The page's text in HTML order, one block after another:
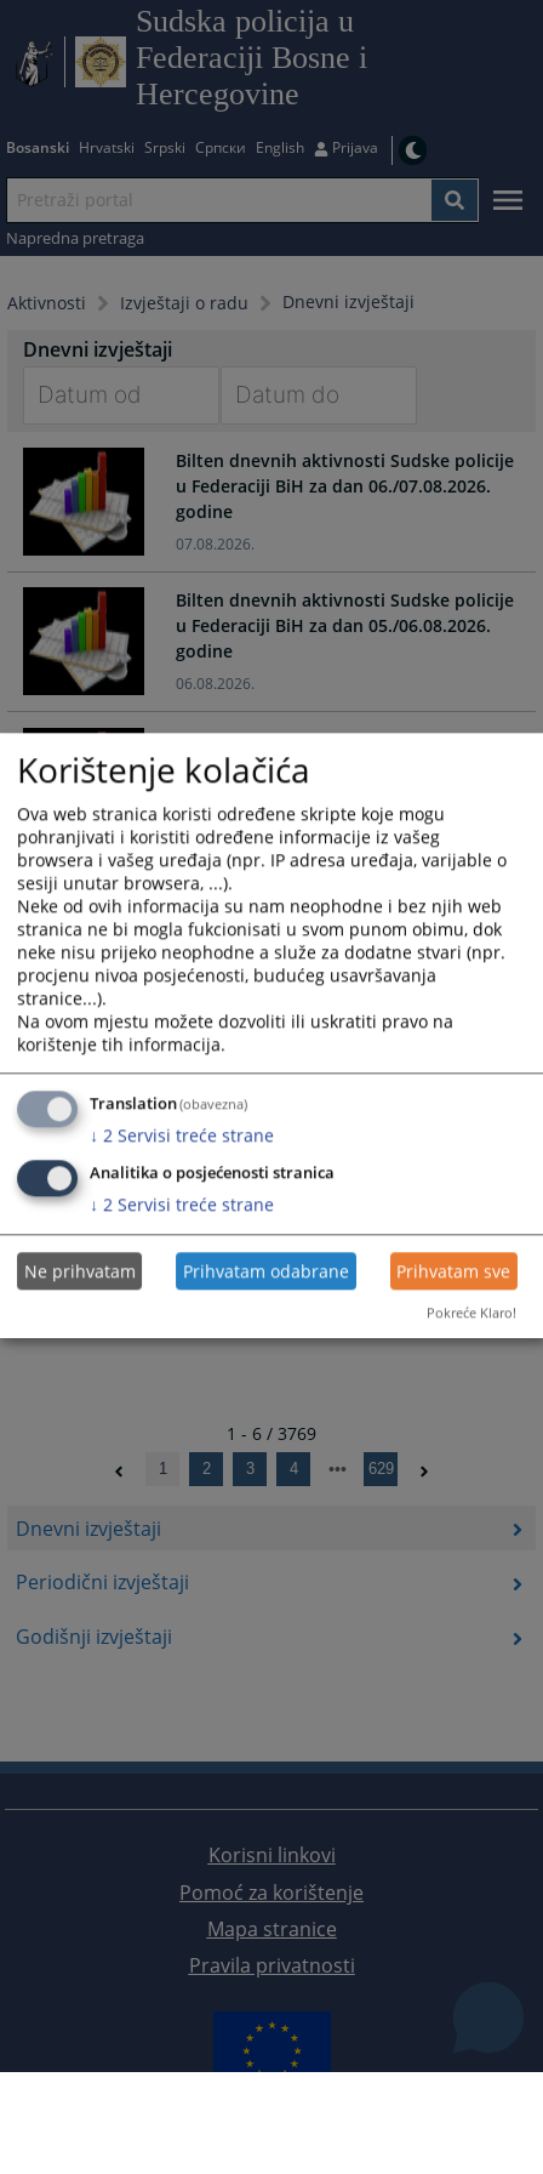
Sudska policija u
Federaciji Bosne i
Hercegovine
Bosanski Hrvatski Srpski Српски English Prijava
Napredna pretraga
Aktivnosti Izvještaji o radu Dnevni izvještaji
Dnevni izvještaji
Periodični izvještaji
Godišnji izvještaji
Dnevni izvještaji
forward
to
interact
the
calendar
and
select
date.
Press
the
question
mark
key
to
get
the
keyboard
shortcuts
for
changing
dates.
forward
to
interact
with
the
calendar
and
select
a
Press
the
question
mark
key
to
get
the
keyboard
shortcuts
changing
dates.
Bilten dnevnih aktivnosti Sudske policije
u Federaciji BiH za dan 06./07.08.2026.
godine
07.08.2026.
Bilten dnevnih aktivnosti Sudske policije
u Federaciji BiH za dan 05./06.08.2026.
godine
06.08.2026.
Bilten dnevnih aktivnosti Sudske policije
u Federaciji BiH za dan 04./05.08.2026.
godine
05.08.2026.
Bilten dnevnih aktivnosti Sudske policije
u Federaciji BiH za dan 03./04.08.2026.
godine
04.08.2026.
Bilten dnevnih aktivnosti Sudske policije
u Federaciji BiH za dan 02./03.08.2026.
godine
03.08.2026.
Bilten dnevnih aktivnosti Sudske policije
u Federaciji BiH za dan 01./02.08.2026.
godine
1 - 6 / 3769
1 2 3 4 629
Korisni linkovi
Pomoć za korištenje
Mapa stranice
Pravila privatnosti
Korištenje kolačića
Ova web stranica koristi određene skripte koje mogu
pohranjivati i koristiti određene informacije iz vašeg
browsera i vašeg uređaja (npr. IP adresa uređaja, varijable o
sesiji unutar browsera, ...).
Neke od ovih informacija su nam neophodne i bez njih web
stranica ne bi mogla fukcionisati u svom punom obimu, dok
neke nisu prijeko neophodne a služe za dodatne stvari (npr.
procjenu nivoa posjećenosti, budućeg usavršavanja
stranice...).
Na ovom mjestu možete dozvoliti ili uskratiti pravo na
korištenje tih informacija.
Translation(obavezna)
↓ 2 Servisi treće strane
Analitika o posjećenosti stranica
↓ 2 Servisi treće strane
Ne prihvatam Prihvatam odabrane Prihvatam sve
Pokreće Klaro!